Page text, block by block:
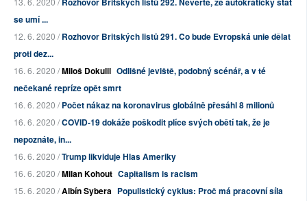
se umí ...
12. 6. 2020 /Rozhovor Britských listů 291. Co bude Evropská unie dělat
proti dez...
16. 6. 2020 /Miloš Dokulil Odlišné jeviště, podobný scénář, a v té
nečekané repríze opět smrt
16. 6. 2020 /Počet nákaz na koronavirus globálně přesáhl 8 milionů
16. 6. 2020 /COVID-19 dokáže poškodit plíce svých obětí tak, že je
nepoznáte, in...
16. 6. 2020 /Trump likviduje Hlas Ameriky
16. 6. 2020 /Milan Kohout Capitalism is racism
15. 6. 2020 /Albín Sybera Populistický cyklus: Proč má pracovní síla